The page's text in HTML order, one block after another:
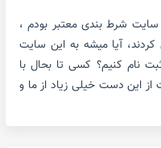
شرط بندی معتبر بودم ،
آیا میشه به این سایت
نام کنیم؟ کسی تا بحال با
این دست خیلی زیاد از ما و